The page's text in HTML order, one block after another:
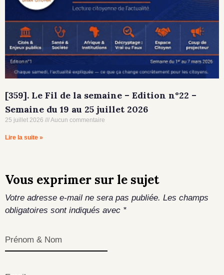
[359]. Le Fil de la semaine – Edition n°22 –
Semaine du 19 au 25 juillet 2026
25 juillet 2026 Aucun commentaire
Lire la suite »
Vous exprimer sur le sujet
Votre adresse e-mail ne sera pas publiée. Les champs
obligatoires sont indiqués avec *